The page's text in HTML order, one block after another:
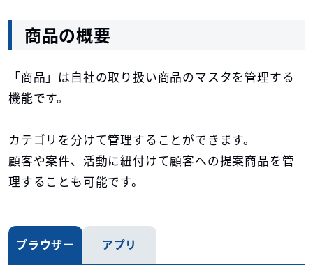
商品の概要
「商品」は自社の取り扱い商品のマスタを管理する
機能です。
カテゴリを分けて管理することができます。
顧客や案件、活動に紐付けて顧客への提案商品を管
理することも可能です。
ブラウザー アプリ